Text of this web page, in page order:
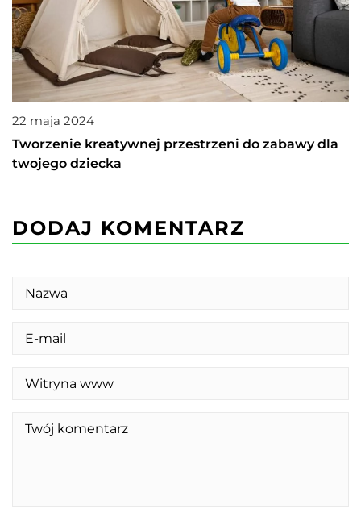
22 maja 2024
Tworzenie kreatywnej przestrzeni do zabawy dla
twojego dziecka
DODAJ KOMENTARZ